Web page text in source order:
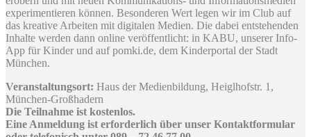
experimentieren können. Besonderen Wert legen wir im Club auf
das kreative Arbeiten mit digitalen Medien. Die dabei entstehenden
Inhalte werden dann online veröffentlicht: in KABU, unserer Info-
App für Kinder und auf pomki.de, dem Kinderportal der Stadt
München.
Veranstaltungsort: Haus der Medienbildung, Heiglhofstr. 1,
München-Großhadern
Die Teilnahme ist kostenlos.
Eine Anmeldung ist erforderlich über unser Kontaktformular